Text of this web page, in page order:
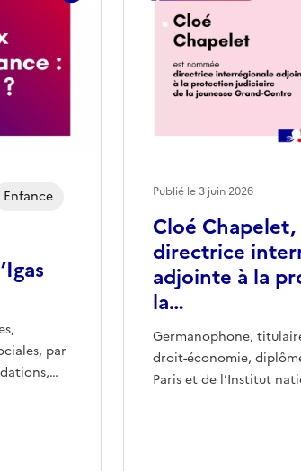
par
Enfance
Cloé
directrice
adjointe à la
la…
Germanophone,
droit-économie,
Paris et de l’Institut
Publié le3 juin 2026